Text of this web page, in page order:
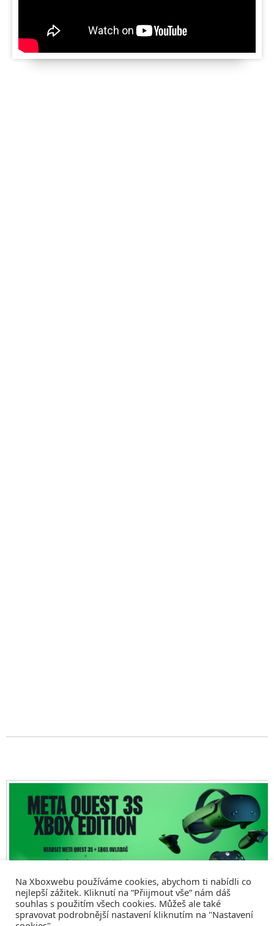
Na Xboxwebu používáme cookies, abychom ti nabídli co
nejlepší zážitek. Kliknutí na “Přiijmout vše” nám dáš
souhlas s použitím všech cookies. Můžeš ale také
spravovat podrobnější nastavení kliknutím na "Nastavení